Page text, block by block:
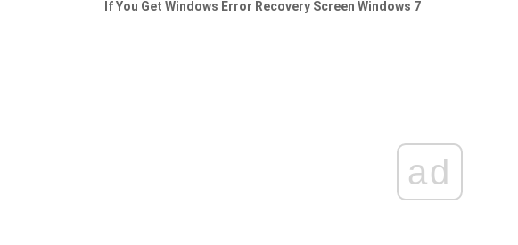
If You Get Windows Error Recovery Screen Windows 7
ad